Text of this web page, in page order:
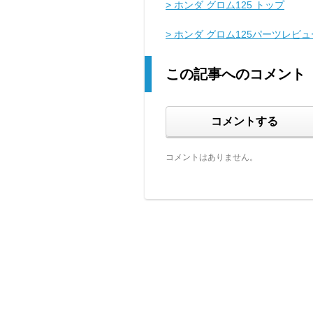
> ホンダ グロム125 トップ
> ホンダ グロム125パーツレビュ
この記事へのコメント
コメントする
コメントはありません。